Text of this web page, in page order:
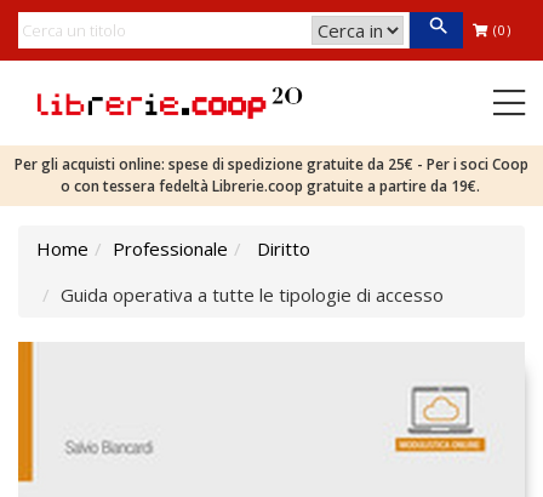
(0)
Per gli acquisti online: spese di spedizione gratuite da 25€ - Per i soci Coop
o con tessera fedeltà Librerie.coop gratuite a partire da 19€.
Home Professionale
Diritto
Guida operativa a tutte le tipologie di accesso